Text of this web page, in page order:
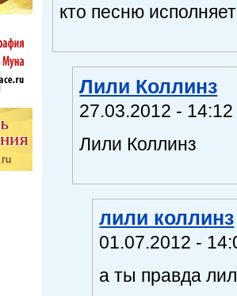
кто песню
Лили Коллинз
27.03.2012 -
Лили Коллинз
лили коллинз
01.07.2012 -
а ты правда